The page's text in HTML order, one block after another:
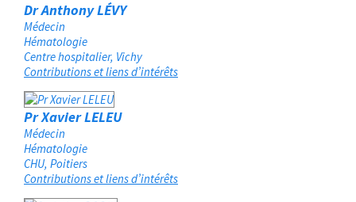
Dr Anthony LÉVY
Médecin
Hématologie
Centre hospitalier Vichy
Contributions et liens d’intérêts
Pr Xavier LELEU
Médecin
Hématologie
CHU Poitiers
Contributions et liens d’intérêts